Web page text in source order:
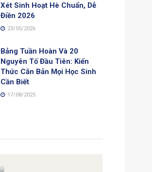
Xét Sinh Hoạt Hè Chuẩn, Dễ
Điền 2026
23/05/2026
Bảng Tuần Hoàn Và 20
Nguyên Tố Đầu Tiên: Kiến
Thức Căn Bản Mọi Học Sinh
Cần Biết
17/08/2025